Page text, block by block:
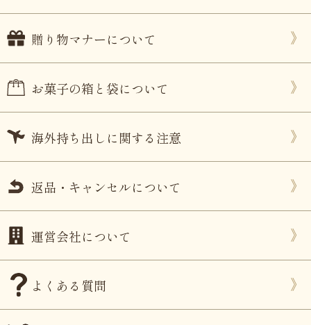
贈り物マナーについて
お菓子の箱と袋について
海外持ち出しに関する注意
返品・キャンセルについて
運営会社について
よくある質問